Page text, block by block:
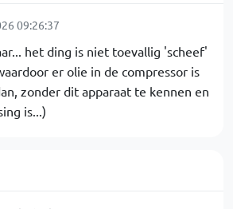
09:26:37
het ding is niet toevallig 'scheef'
er olie in de compressor is
zonder dit apparaat te kennen en
is...)